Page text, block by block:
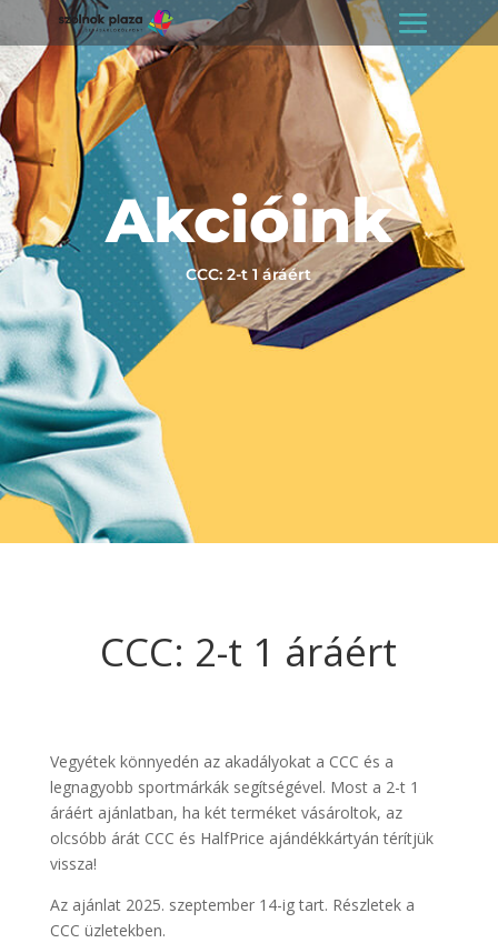
Akcióink
CCC: 2-t 1 áráért
CCC: 2-t 1 áráért
Vegyétek könnyedén az akadályokat a CCC és a
legnagyobb sportmárkák segítségével. Most a 2-t 1
áráért ajánlatban, ha két terméket vásároltok, az
olcsóbb árát CCC és HalfPrice ajándékkártyán térítjük
vissza!
Az ajánlat 2025. szeptember 14-ig tart. Részletek a
CCC üzletekben.